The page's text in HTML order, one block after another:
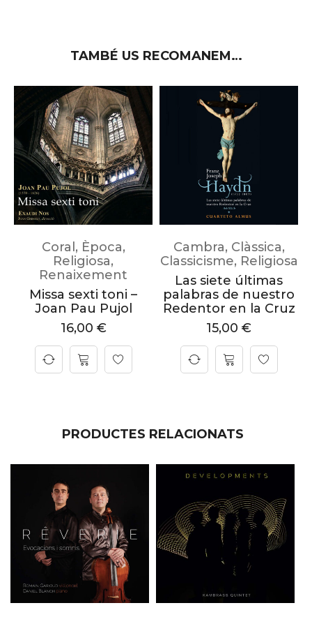
TAMBÉ US RECOMANEM…
Coral , Època,
Religiosa,
Renaixement
Missa sexti toni –
Joan Pau Pujol
16,00 €
Cambra, Clàssica,
Classicisme, Religiosa
Las siete últimas
palabras de nuestro
Redentor en la Cruz
15,00 €
PRODUCTES RELACIONATS